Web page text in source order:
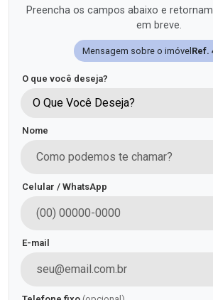
Preencha os campos abaixo e
em breve.
Mensagem sobre o imóvel Ref.
O que você deseja?
O Que Você Deseja?
Nome
Celular / WhatsApp
E-mail